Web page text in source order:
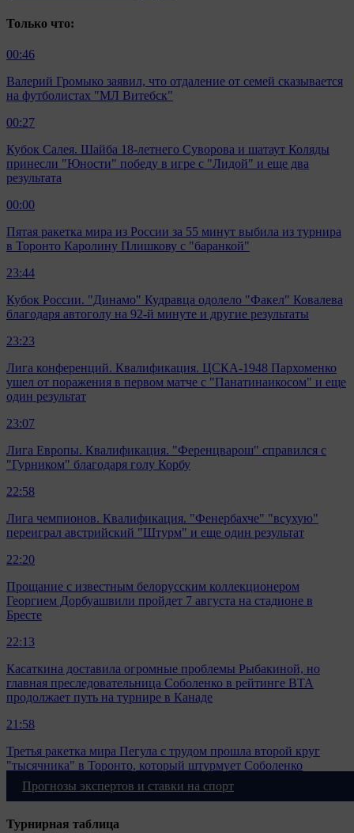
Только что:
00:46
Валерий Громыко заявил, что отдаление от семей сказывается
на футболистах "МЛ Витебск"
00:27
Кубок Салея. Шайба 18-летнего Суворова и шатаут Коляды
принесли "Юности" победу в игре с "Лидой" и еще два
результата
00:00
Пятая ракетка мира из России за 55 минут выбила из турнира
в Торонто Каролину Плишкову с "баранкой"
23:44
Кубок России. "Динамо" Кудравца одолело "Факел" Ковалева
благодаря автоголу на 92-й минуте и другие результаты
23:23
Лига конференций. Квалификация. ЦСКА-1948 Пархоменко
ушел от поражения в первом матче с "Панатинаикосом" и еще
один результат
23:07
Лига Европы. Квалификация. "Ференцварош" справился с
"Гурником" благодаря голу Корбу
22:58
Лига чемпионов. Квалификация. "Фенербахче" "всухую"
переиграл австрийский "Штурм" и еще один результат
22:20
Прощание с известным белорусским коллекционером
Георгием Дорбуашвили пройдет 7 августа на стадионе в
Бресте
22:13
Касаткина доставила огромные проблемы Рыбакиной, но
главная преследовательница Соболенко в рейтинге ВТА
продолжает путь на турнире в Канаде
21:58
Третья ракетка мира Пегула с трудом прошла второй круг
"тысячника" в Торонто, который штурмует Соболенко
Больше новостей
Турнирная таблица
Прогнозы экспертов и ставки на спорт